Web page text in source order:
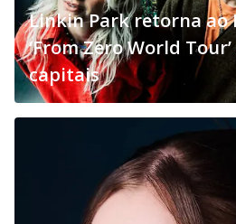
Linkin Park retorna ao
‘From Zero World
capitais